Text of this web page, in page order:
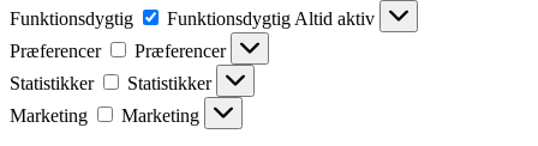
Funktionsdygtig
Funktionsdygtig Altid aktiv
Præferencer
Præferencer
Statistikker
Statistikker
Marketing
Marketing